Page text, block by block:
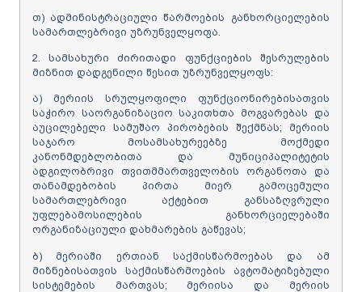
თ) ადმინისტრაციული წარმოების განხორციელების
სამართლებრივი უზრუნველყოფა.
2. სამსახური ძირითადი ფუნქციების შესრულების
მიზნით დადგენილი წესით უზრუნველყოფს:
ა) მერიის სრულყოფილი ფუნქციონირებისათვის
საჭირო საორგანიზაციო საკითხთა მოგვარებას და
აუცილებელი სამუშაო პირობების შექმნას; მერიის
საჯარო მოსამსახურეებზე მოქმედი
კანონმდებლობითა და მუნიციპალიტეტის
ადგილობრივი თვითმმართველობის ორგანოთა და
თანამდებობის პირთა მიერ გამოცემული
სამართლებრივი აქტებით განსაზღვრული
უფლებამოსილების განხორციელებაში
ორგანიზაციული დახმარების გაწევას;
ბ) მერიაში ერთიან საქმისწარმოებას და ამ
მიზნებისათვის საქმისწარმოების ავტომატიზებული
სისტემების მართვას; მერიისა და მერიის